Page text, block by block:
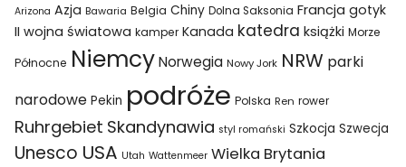
Arizona Azja Bawaria Belgia Chiny Dolna Saksonia Francja gotyk
II wojna światowa kamper Kanada katedra książki Morze
Północne Niemcy Norwegia Nowy Jork NRW parki
narodowe Pekin podróże Polska Ren rower
Ruhrgebiet Skandynawia styl romański Szkocja Szwecja
Unesco USA Utah Wattenmeer Wielka Brytania